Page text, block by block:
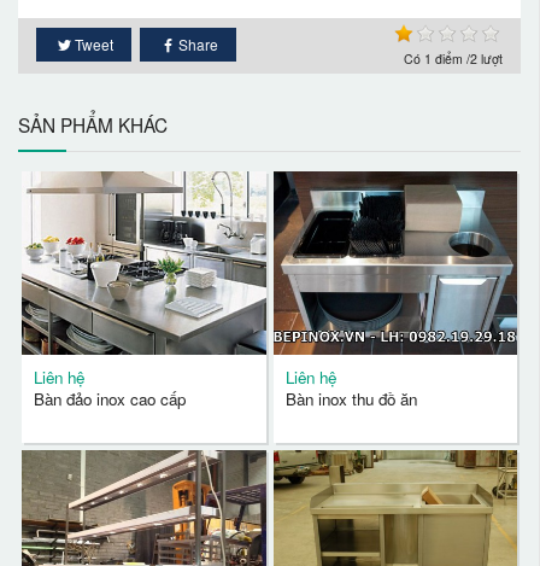
Có 1 điểm /2 lượt
Tweet Share
SẢN PHẨM KHÁC
Liên hệ
Bàn đảo inox cao cấp
Liên hệ
Bàn inox thu đồ ăn